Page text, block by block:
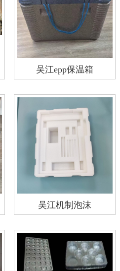
吴江epp保温箱
吴江机制泡沫